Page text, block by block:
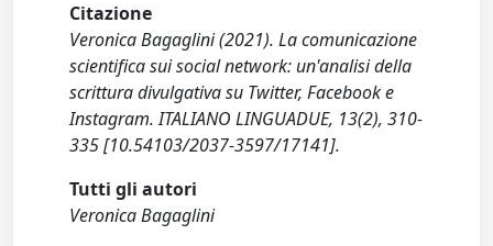
Citazione
Veronica Bagaglini (2021). La comunicazione
scientifica sui social network: un'analisi della
scrittura divulgativa su Twitter, Facebook e
Instagram. ITALIANO LINGUADUE, 13(2), 310-
335 [10.54103/2037-3597/17141].
Tutti gli autori
Veronica Bagaglini